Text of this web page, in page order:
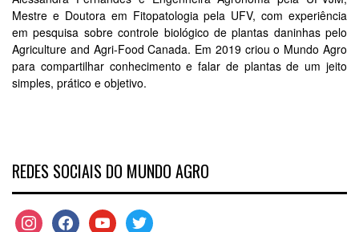
Mestre e Doutora em Fitopatologia pela UFV, com experiência
em pesquisa sobre controle biológico de plantas daninhas pelo
Agriculture and Agri-Food Canada. Em 2019 criou o Mundo Agro
para compartilhar conhecimento e falar de plantas de um jeito
simples, prático e objetivo.
REDES SOCIAIS DO MUNDO AGRO